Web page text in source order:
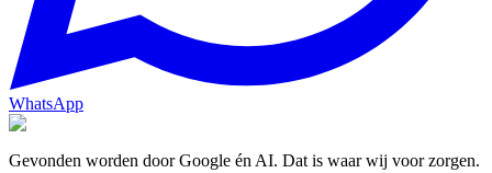
WhatsApp
Gevonden worden door Google én AI. Dat is waar wij voor zorgen.